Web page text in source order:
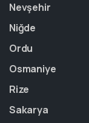
Nevşehir
Niğde
Ordu
Osmaniye
Rize
Sakarya